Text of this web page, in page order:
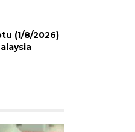
Bogor Fahmi Abdul
Bogor Najib Askar
(1/8/2026)